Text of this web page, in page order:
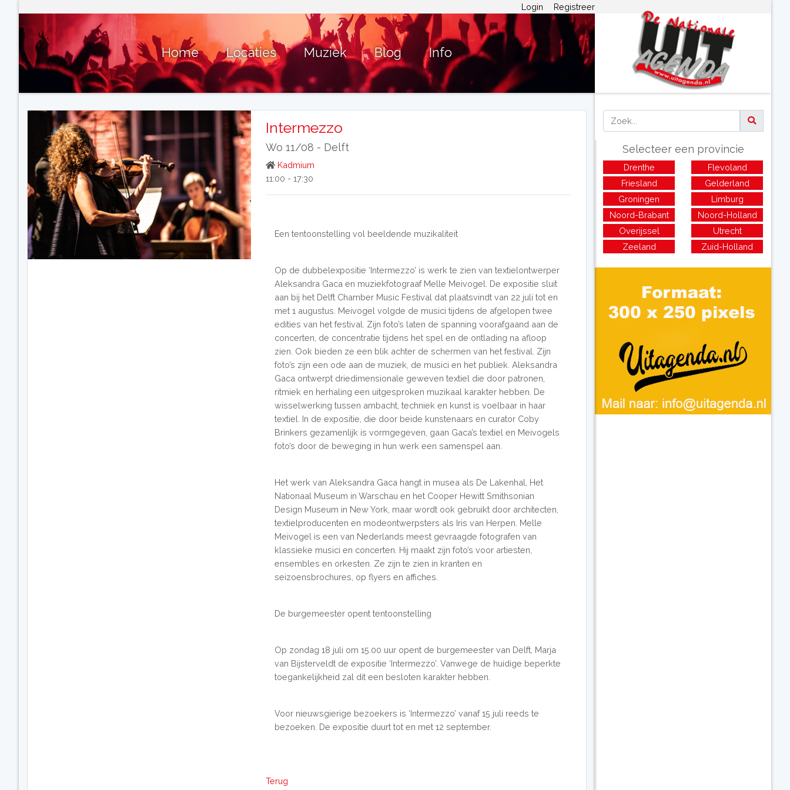
Login Registreer
Home Locaties Muziek Blog Info
Intermezzo
Wo 11/08 - Delft
Kadmium
11:00 - 17:30
Een tentoonstelling vol beeldende muzikaliteit
Op de dubbelexpositie ‘Intermezzo’ is werk te zien van textielontwerper
Aleksandra Gaca en muziekfotograaf Melle Meivogel. De expositie sluit
aan bij het Delft Chamber Music Festival dat plaatsvindt van 22 juli tot en
met 1 augustus. Meivogel volgde de musici tijdens de afgelopen twee
edities van het festival. Zijn foto’s laten de spanning voorafgaand aan de
concerten, de concentratie tijdens het spel en de ontlading na afloop
zien. Ook bieden ze een blik achter de schermen van het festival. Zijn
foto’s zijn een ode aan de muziek, de musici en het publiek. Aleksandra
Gaca ontwerpt driedimensionale geweven textiel die door patronen,
ritmiek en herhaling een uitgesproken muzikaal karakter hebben. De
wisselwerking tussen ambacht, techniek en kunst is voelbaar in haar
textiel. In de expositie, die door beide kunstenaars en curator Coby
Brinkers gezamenlijk is vormgegeven, gaan Gaca’s textiel en Meivogels
foto’s door de beweging in hun werk een samenspel aan.
Het werk van Aleksandra Gaca hangt in musea als De Lakenhal, Het
Nationaal Museum in Warschau en het Cooper Hewitt Smithsonian
Design Museum in New York, maar wordt ook gebruikt door architecten,
textielproducenten en modeontwerpsters als Iris van Herpen. Melle
Meivogel is een van Nederlands meest gevraagde fotografen van
klassieke musici en concerten. Hij maakt zijn foto’s voor artiesten,
ensembles en orkesten. Ze zijn te zien in kranten en
seizoensbrochures, op flyers en affiches.
De burgemeester opent tentoonstelling
Op zondag 18 juli om 15.00 uur opent de burgemeester van Delft, Marja
van Bijsterveldt de expositie ‘Intermezzo’. Vanwege de huidige beperkte
toegankelijkheid zal dit een besloten karakter hebben.
Voor nieuwsgierige bezoekers is ‘Intermezzo’ vanaf 15 juli reeds te
bezoeken. De expositie duurt tot en met 12 september.
Terug
Selecteer een provincie
Drenthe
Flevoland
Friesland
Gelderland
Groningen
Limburg
Noord-Brabant
Noord-Holland
Overijssel
Utrecht
Zeeland
Zuid-Holland